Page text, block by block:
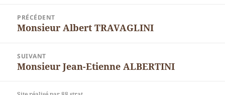
l’article
PRÉCÉDENT
Article
Monsieur Albert TRAVAGLINI
SUIVANT
Article
Monsieur Jean-Etienne ALBERTINI